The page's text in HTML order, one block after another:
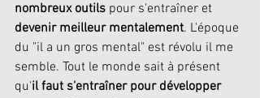
nombreux outils pour s'entraîner et
devenir meilleur mentalement. L'époque
du "il a un gros mental" est révolu il me
semble. Tout le monde sait à présent
qu'il faut s'entraîner pour développer